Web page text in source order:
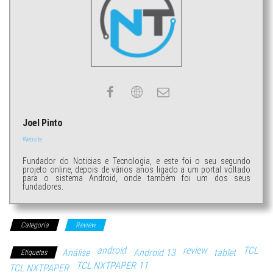
Joel Pinto
Website
Fundador do Noticias e Tecnologia, e este foi o seu segundo
projeto online, depois de vários anos ligado a um portal voltado
para o sistema Android, onde também foi um dos seus
fundadores.
Categoria Review
Etiquetas Análise android Android 13 review tablet
TCL
TCL NXTPAPER
TCL NXTPAPER 11